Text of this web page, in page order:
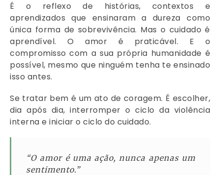
É o reflexo de histórias, contextos e
aprendizados que ensinaram a dureza como
única forma de sobrevivência. Mas o cuidado é
aprendível. O amor é praticável. E o
compromisso com a sua própria humanidade é
possível, mesmo que ninguém tenha te ensinado
isso antes.
Se tratar bem é um ato de coragem. É escolher,
dia após dia, interromper o ciclo da violência
interna e iniciar o ciclo do cuidado.
“O amor é uma ação, nunca apenas um
sentimento.”